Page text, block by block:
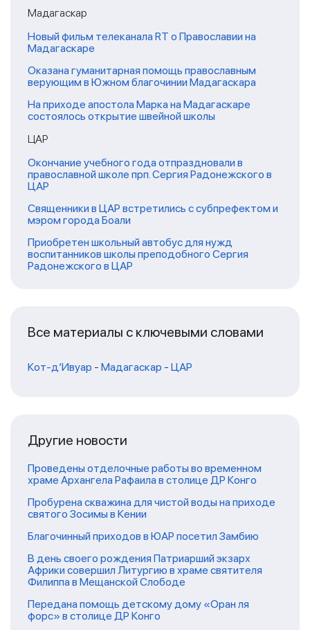
Мадагаскар
Новый фильм телеканала RT о Православии на
Мадагаскаре
Оказана гуманитарная помощь православным
верующим в Южном благочинии Мадагаскара
На приходе апостола Марка на Мадагаскаре
состоялось открытие швейной школы
ЦАР
Окончание учебного года отпраздновали в
православной школе прп. Сергия Радонежского в
ЦАР
Священники в ЦАР встретились с субпрефектом и
мэром города Боали
Приобретен школьный автобус для нужд
воспитанников школы преподобного Сергия
Радонежского в ЦАР
Все материалы с ключевыми словами
Кот-д’Ивуар - Мадагаскар - ЦАР
Другие новости
Проведены отделочные работы во временном
храме Архангела Рафаила в столице ДР Конго
Пробурена скважина для чистой воды на приходе
святого Зосимы в Кении
Благочинный приходов в ЮАР посетил Замбию
В день своего рождения Патриарший экзарх
Африки совершил Литургию в храме святителя
Филиппа в Мещанской Слободе
Передана помощь детскому дому «Оран ля
форс» в столице ДР Конго